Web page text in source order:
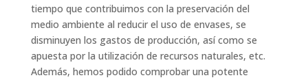
tiempo que contribuimos con la preservación del
medio ambiente al reducir el uso de envases, se
disminuyen los gastos de producción, así como se
apuesta por la utilización de recursos naturales, etc.
Además, hemos podido comprobar una potente